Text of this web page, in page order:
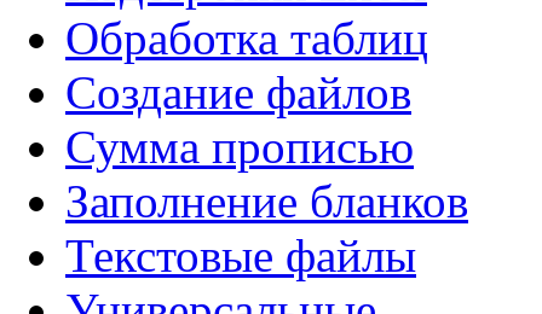
Обработка таблиц
Создание файлов
Сумма прописью
Заполнение бланков
Текстовые файлы